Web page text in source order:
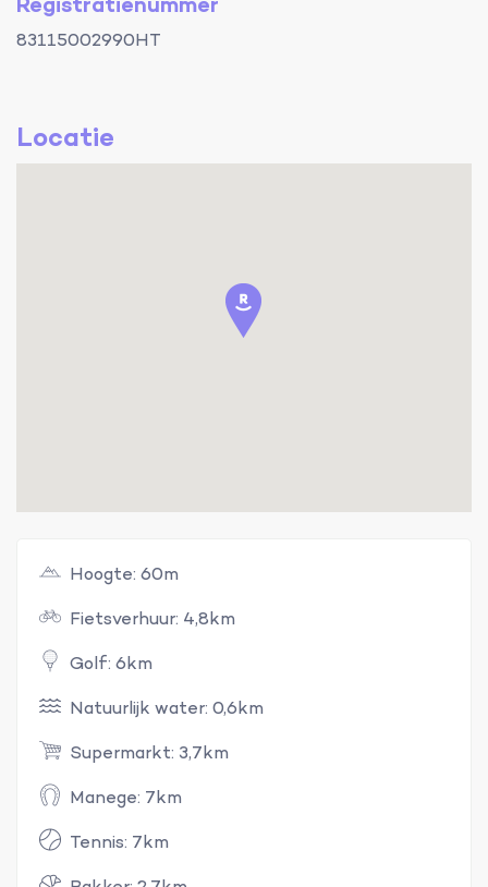
Registratienummer
83115002990HT
Locatie
Hoogte: 60m
Fietsverhuur: 4,8km
Golf: 6km
Natuurlijk water: 0,6km
Supermarkt: 3,7km
Manege: 7km
Tennis: 7km